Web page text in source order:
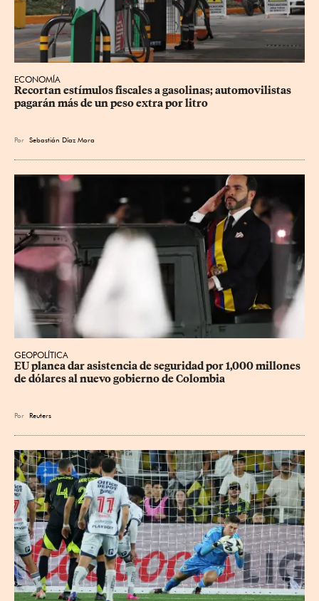
ECONOMÍA
Recortan estímulos fiscales a gasolinas; automovilistas
pagarán más de un peso extra por litro
Por Sebastián Díaz Mora
GEOPOLÍTICA
EU planea dar asistencia de seguridad por 1,000 millones
de dólares al nuevo gobierno de Colombia
Por Reuters